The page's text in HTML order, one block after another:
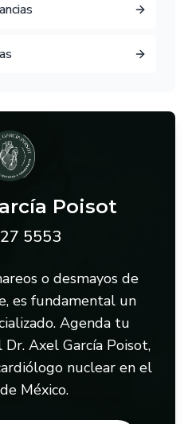
Poisot
5553
o desmayos de
es fundamental un
Agenda tu
Axel García Poisot,
nuclear en el
México.